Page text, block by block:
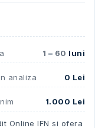
1 – 60 luni
analiza 0 Lei
1.000 Lei
Online IFN si ofera